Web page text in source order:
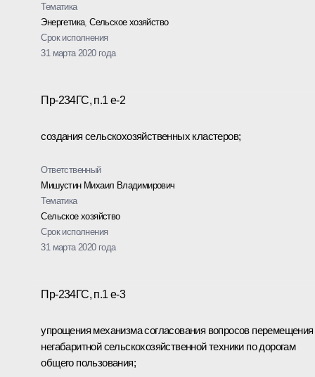
Тематика
Энергетика,Сельское хозяйство
Срок исполнения
31 марта 2020 года
Пр-234ГС, п.1 е-2
создания сельскохозяйственных кластеров;
Ответственный
Мишустин Михаил Владимирович
Тематика
Сельское хозяйство
Срок исполнения
31 марта 2020 года
Пр-234ГС, п.1 е-3
упрощения механизма согласования вопросов перемещения
негабаритной сельскохозяйственной техники по дорогам
общего пользования;